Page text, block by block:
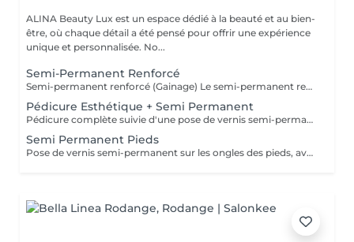
ALINA Beauty Lux est un espace dédié à la beauté et au bien-
être, où chaque détail a été pensé pour offrir une expérience
unique et personnalisée. No...
Semi-Permanent Renforcé
Semi-permanent renforcé (Gainage) Le semi-permanent renforcé, également appelé gainage, est idéal pour les ongles naturels courts à mi-longs. Cette technique permet de renforcer l'ongle naturel grâce à une base solide tout en conservant un aspect fin, élégant et naturel. Cette prestation est particulièrement recommandée pour les clientes ayant des ongles fragiles, cassants ou souhaitant une meilleure tenue qu'un semi-permanent classique. Chez ALINA BEAUTY LUX, nous accordons une attention particulière à la qualité, à la sécurité et à la durabilité de nos prestations. Nos produits sont fabriqués spécialement pour notre salon selon nos propres critères de sélection et ne sont pas des produits achetés directement dans des magasins de revente classiques. Chaque formule est choisie avec soin afin d'assurer une excellente adhérence, une tenue optimale et le respect de l'ongle naturel. Nos produits sont conformes à la réglementation européenne en vigueur et formulés sans TPO, conformément aux normes européennes actuellement appliquées. Les décorations et options ne sont pas incluses dans le prix de base : French Baby-boomer Nail art Strass Paillettes Effets spéciaux Décorations personnalisées Tous les suppléments seront facturés séparément selon la prestation réalisée. Nous privilégions la qualité du travail, l'hygiène, la sécurité et le respect de l'ongle naturel afin d'offrir à chaque cliente une prestation haut de gamme, durable et réalisée avec le plus grand soin.
Pédicure Esthétique + Semi Permanent
Pédicure complète suivie d'une pose de vernis semi-permanent. Combine soin, beauté et durabilité pour des pieds nets et élégants. Tenue moyenne : jusqu'à 6 semaines. Suppléments : French, décorations, effets spéciaux.
Semi Permanent Pieds
Pose de vernis semi-permanent sur les ongles des pieds, avec préparation complète de la plaque et travail précis des cuticules à la ponceuse, comme dans la technique de la manucure russe. Le vernis est appliqué avec exactitude pour un résultat net, brillant et durable jusqu'à 6 semaines. Suppléments : French, babyboomer, décorations ou effets spéciaux à ajouter lors de la réservation ou directement au salon.